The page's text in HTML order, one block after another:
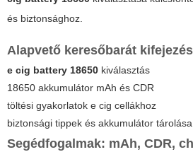
és biztonsághoz.
Alapvető keresőbarát
e cig battery 18650 kiválasztás
18650 akkumulátor mAh és CDR
töltési gyakorlatok e cig cellákhoz
biztonsági tippek és akkumulátor tárolása
Segédfogalmak: mAh, CDR,